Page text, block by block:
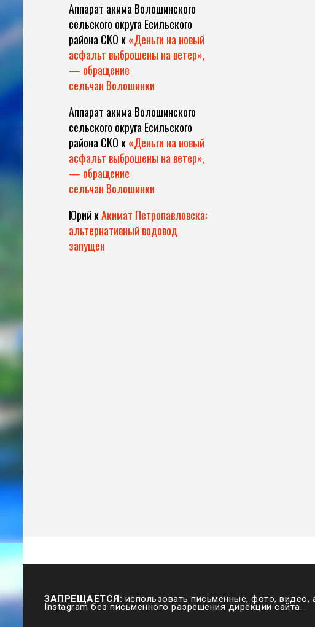
Аппарат акима Волошинского
сельского округа Есильского
района СКО к«Деньги на новый
асфальт выброшены на ветер»,
— обращение
сельчан Волошинки
Аппарат акима Волошинского
сельского округа Есильского
района СКО к«Деньги на новый
асфальт выброшены на ветер»,
— обращение
сельчан Волошинки
Юрий кАкимат Петропавловска:
альтернативный водовод
запущен
ЗАПРЕЩАЕТСЯ: использовать письменные, фото, видео,
Instagram без письменного разрешения дирекции сайта.